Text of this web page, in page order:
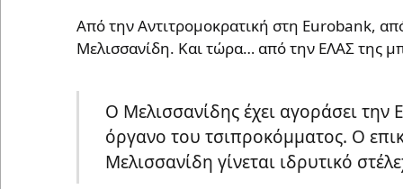
Από την Αντιτρομοκρατική στη Eurobank,
Μελισσανίδη. Και τώρα… από την ΕΛΑΣ της
Ο Μελισσανίδης έχει αγοράσει την
όργανο του τσιπροκόμματος. Ο
Μελισσανίδη γίνεται ιδρυτικό